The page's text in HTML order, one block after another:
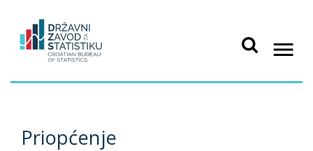
Priopćenje